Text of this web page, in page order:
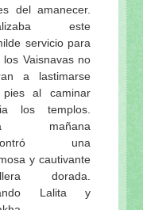
del amanecer.
este
servicio para
los Vaisnavas no
a lastimarse
al caminar
los templos.
mañana
una
y cautivante
dorada.
Lalita y